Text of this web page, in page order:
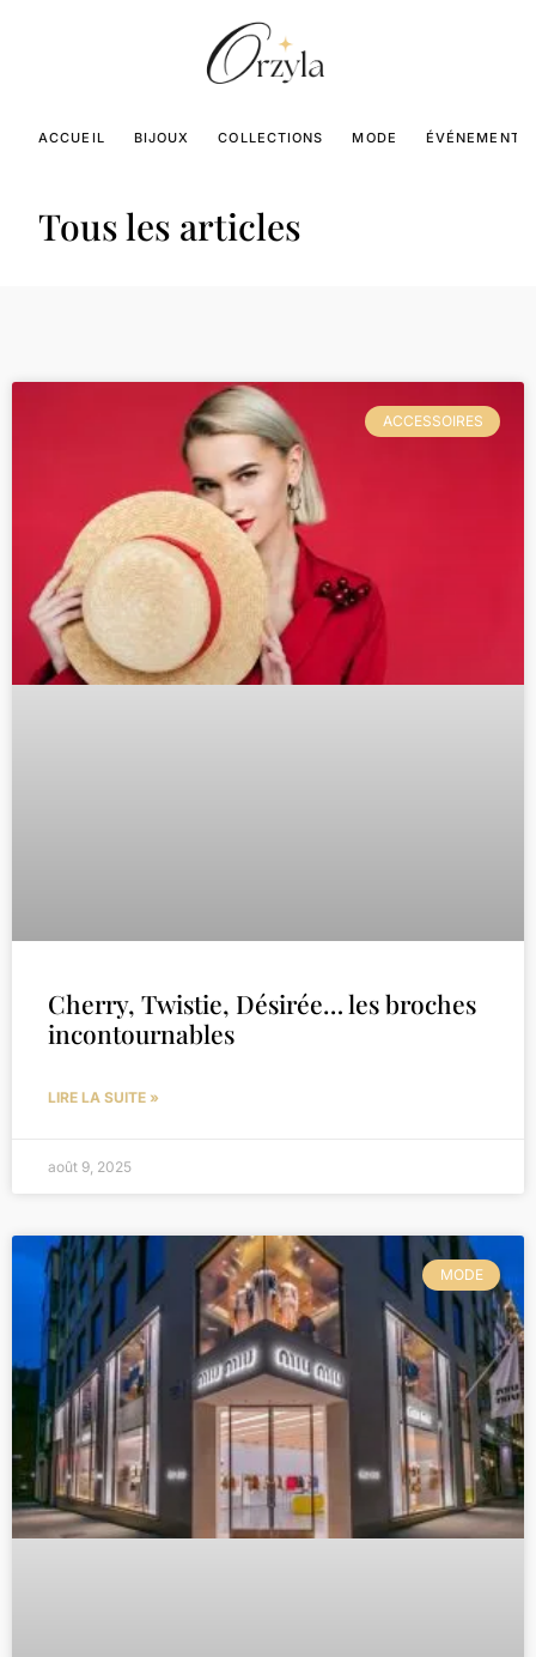
ACCUEIL BIJOUX COLLECTIONS MODE ÉVÉNEMENTS
Tous les articles
ACCESSOIRES
Cherry, Twistie, Désirée… les broches
incontournables
LIRE LA SUITE »
août 9, 2025
MODE